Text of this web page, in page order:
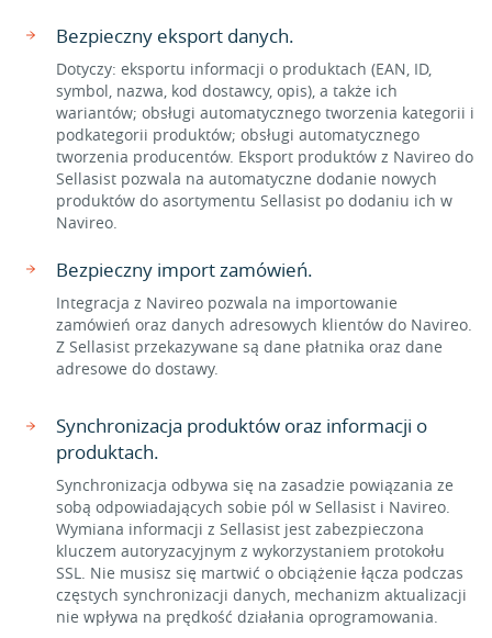
Bezpieczny eksport danych.
Dotyczy: eksportu informacji o produktach (EAN, ID,
symbol, nazwa, kod dostawcy, opis), a także ich
wariantów; obsługi automatycznego tworzenia kategorii i
podkategorii produktów; obsługi automatycznego
tworzenia producentów. Eksport produktów z Navireo do
Sellasist pozwala na automatyczne dodanie nowych
produktów do asortymentu Sellasist po dodaniu ich w
Navireo.
Bezpieczny import zamówień.
Integracja z Navireo pozwala na importowanie
zamówień oraz danych adresowych klientów do Navireo.
Z Sellasist przekazywane są dane płatnika oraz dane
adresowe do dostawy.
Synchronizacja produktów oraz informacji o
produktach.
Synchronizacja odbywa się na zasadzie powiązania ze
sobą odpowiadających sobie pól w Sellasist i Navireo.
Wymiana informacji z Sellasist jest zabezpieczona
kluczem autoryzacyjnym z wykorzystaniem protokołu
SSL. Nie musisz się martwić o obciążenie łącza podczas
częstych synchronizacji danych, mechanizm aktualizacji
nie wpływa na prędkość działania oprogramowania.